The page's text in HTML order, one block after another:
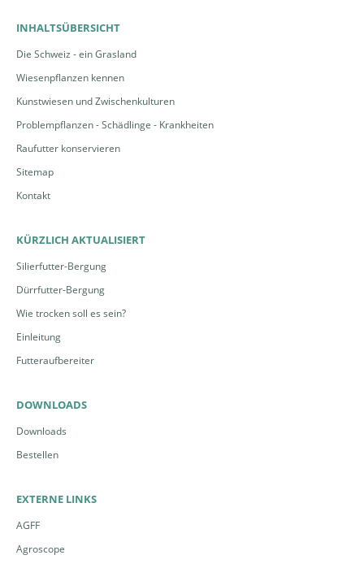
INHALTSÜBERSICHT
Die Schweiz - ein Grasland
Wiesenpflanzen kennen
Kunstwiesen und Zwischenkulturen
Problempflanzen - Schädlinge - Krankheiten
Raufutter konservieren
Sitemap
Kontakt
KÜRZLICH AKTUALISIERT
Silierfutter-Bergung
Dürrfutter-Bergung
Wie trocken soll es sein?
Einleitung
Futteraufbereiter
DOWNLOADS
Downloads
Bestellen
EXTERNE LINKS
AGFF
Agroscope